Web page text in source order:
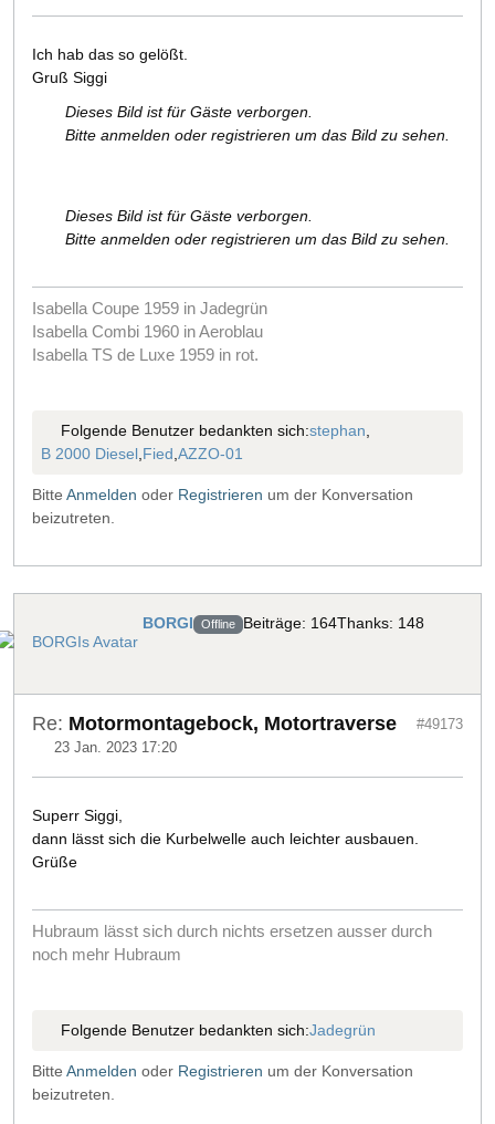
Ich hab das so gelößt.
Gruß Siggi
Dieses Bild ist für Gäste verborgen.
Bitte anmelden oder registrieren um das Bild zu sehen.
Dieses Bild ist für Gäste verborgen.
Bitte anmelden oder registrieren um das Bild zu sehen.
Isabella Coupe 1959 in Jadegrün
Isabella Combi 1960 in Aeroblau
Isabella TS de Luxe 1959 in rot.
Folgende Benutzer bedankten sich:stephan,
B 2000 Diesel,Fied,AZZO-01
Bitte Anmelden oder Registrieren um der Konversation
beizutreten.
BORGI Offline Beiträge: 164Thanks: 148
Re: Motormontagebock, Motortraverse
23 Jan. 2023 17:20
#49173
Superr Siggi,
dann lässt sich die Kurbelwelle auch leichter ausbauen.
Grüße
Hubraum lässt sich durch nichts ersetzen ausser durch
noch mehr Hubraum
Folgende Benutzer bedankten sich:Jadegrün
Bitte Anmelden oder Registrieren um der Konversation
beizutreten.